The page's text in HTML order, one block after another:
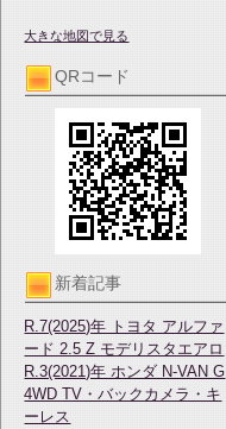
大きな地図で見る
QRコード
新着記事
R.7(2025)年 トヨタ アルファ
ード 2.5 Z モデリスタエアロ
R.3(2021)年 ホンダ N-VAN G
4WD TV・バックカメラ・キ
ーレス